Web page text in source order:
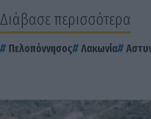
Διάβασε περισσότερα
Πελοπόννησος Λακωνία